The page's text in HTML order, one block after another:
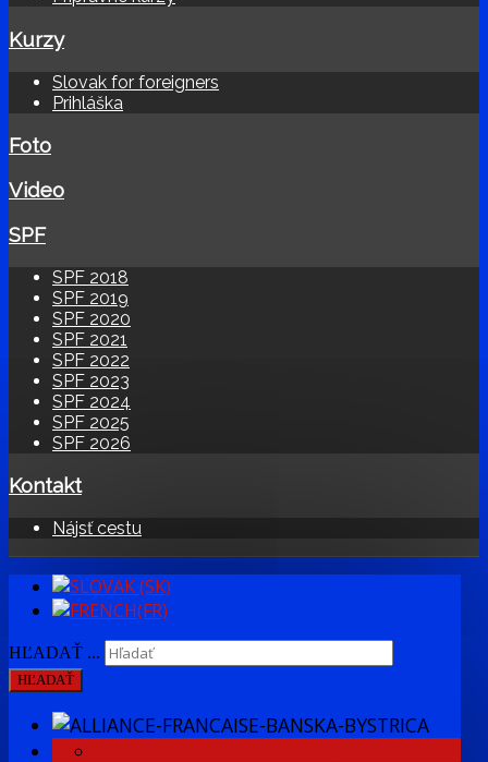
Kurzy
Slovak for foreigners
Prihláška
Foto
Video
SPF
SPF 2018
SPF 2019
SPF 2020
SPF 2021
SPF 2022
SPF 2023
SPF 2024
SPF 2025
SPF 2026
Kontakt
Nájsť cestu
HĽADAŤ ...
HĽADAŤ